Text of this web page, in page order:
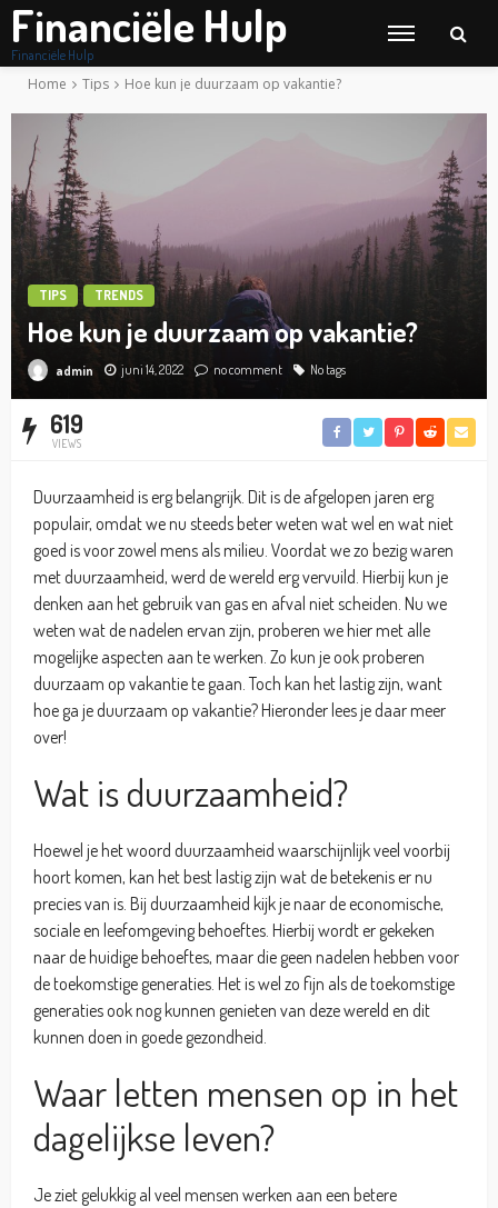
Financiële Hulp
Financiële Hulp
Home Tips Hoe kun je duurzaam op vakantie?
TIPS TRENDS
Hoe kun je duurzaam op vakantie?
admin juni 14, 2022 no comment No tags
619
VIEWS
Duurzaamheid is erg belangrijk. Dit is de afgelopen jaren erg
populair, omdat we nu steeds beter weten wat wel en wat niet
goed is voor zowel mens als milieu. Voordat we zo bezig waren
met duurzaamheid, werd de wereld erg vervuild. Hierbij kun je
denken aan het gebruik van gas en afval niet scheiden. Nu we
weten wat de nadelen ervan zijn, proberen we hier met alle
mogelijke aspecten aan te werken. Zo kun je ook proberen
duurzaam op vakantie te gaan. Toch kan het lastig zijn, want
hoe ga je duurzaam op vakantie? Hieronder lees je daar meer
over!
Wat is duurzaamheid?
Hoewel je het woord duurzaamheid waarschijnlijk veel voorbij
hoort komen, kan het best lastig zijn wat de betekenis er nu
precies van is. Bij duurzaamheid kijk je naar de economische,
sociale en leefomgeving behoeftes. Hierbij wordt er gekeken
naar de huidige behoeftes, maar die geen nadelen hebben voor
de toekomstige generaties. Het is wel zo fijn als de toekomstige
generaties ook nog kunnen genieten van deze wereld en dit
kunnen doen in goede gezondheid.
Waar letten mensen op in het
dagelijkse leven?
Je ziet gelukkig al veel mensen werken aan een betere